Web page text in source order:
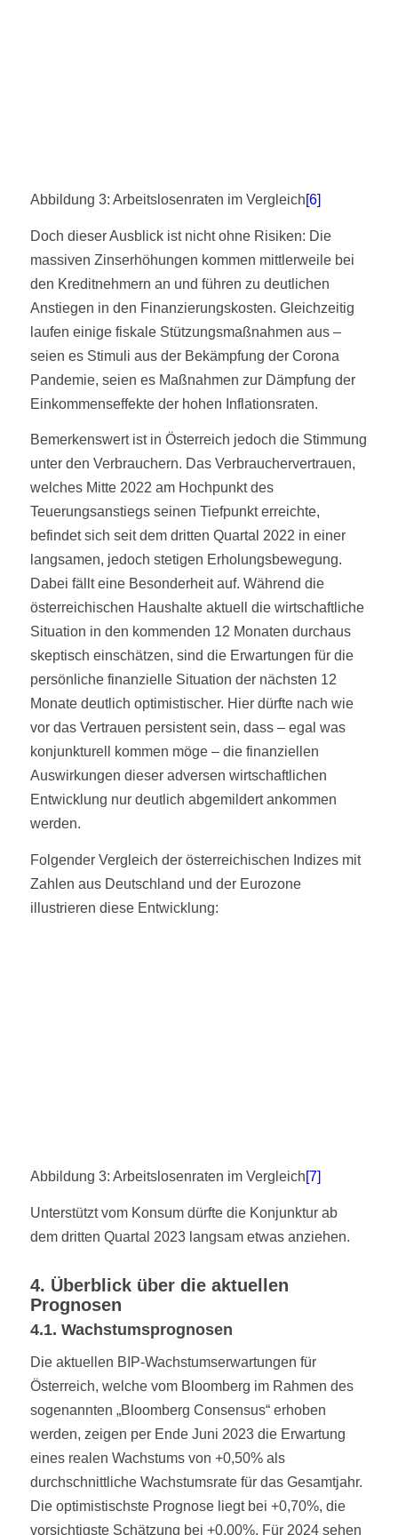
Abbildung 3: Arbeitslosenraten im Vergleich[6]
Doch dieser Ausblick ist nicht ohne Risiken: Die
massiven Zinserhöhungen kommen mittlerweile bei
den Kreditnehmern an und führen zu deutlichen
Anstiegen in den Finanzierungskosten. Gleichzeitig
laufen einige fiskale Stützungsmaßnahmen aus –
seien es Stimuli aus der Bekämpfung der Corona
Pandemie, seien es Maßnahmen zur Dämpfung der
Einkommenseffekte der hohen Inflationsraten.
Bemerkenswert ist in Österreich jedoch die Stimmung
unter den Verbrauchern. Das Verbrauchervertrauen,
welches Mitte 2022 am Hochpunkt des
Teuerungsanstiegs seinen Tiefpunkt erreichte,
befindet sich seit dem dritten Quartal 2022 in einer
langsamen, jedoch stetigen Erholungsbewegung.
Dabei fällt eine Besonderheit auf. Während die
österreichischen Haushalte aktuell die wirtschaftliche
Situation in den kommenden 12 Monaten durchaus
skeptisch einschätzen, sind die Erwartungen für die
persönliche finanzielle Situation der nächsten 12
Monate deutlich optimistischer. Hier dürfte nach wie
vor das Vertrauen persistent sein, dass – egal was
konjunkturell kommen möge – die finanziellen
Auswirkungen dieser adversen wirtschaftlichen
Entwicklung nur deutlich abgemildert ankommen
werden.
Folgender Vergleich der österreichischen Indizes mit
Zahlen aus Deutschland und der Eurozone
illustrieren diese Entwicklung:
Abbildung 3: Arbeitslosenraten im Vergleich[7]
Unterstützt vom Konsum dürfte die Konjunktur ab
dem dritten Quartal 2023 langsam etwas anziehen.
4. Überblick über die aktuellen
Prognosen
4.1. Wachstumsprognosen
Die aktuellen BIP-Wachstumserwartungen für
Österreich, welche vom Bloomberg im Rahmen des
sogenannten „Bloomberg Consensus“ erhoben
werden, zeigen per Ende Juni 2023 die Erwartung
eines realen Wachstums von +0,50% als
durchschnittliche Wachstumsrate für das Gesamtjahr.
Die optimistischste Prognose liegt bei +0,70%, die
vorsichtigste Schätzung bei +0,00%. Für 2024 sehen